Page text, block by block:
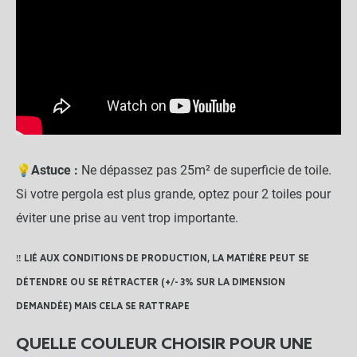
💡Astuce : Ne dépassez pas 25m² de superficie de toile.
Si votre pergola est plus grande, optez pour 2 toiles pour
éviter une prise au vent trop importante.
‼️ LIÉ AUX CONDITIONS DE PRODUCTION, LA MATIÈRE PEUT SE
DÉTENDRE OU SE RÉTRACTER (+/- 3% SUR LA DIMENSION
DEMANDÉE) MAIS CELA SE RATTRAPE
QUELLE COULEUR CHOISIR POUR UNE